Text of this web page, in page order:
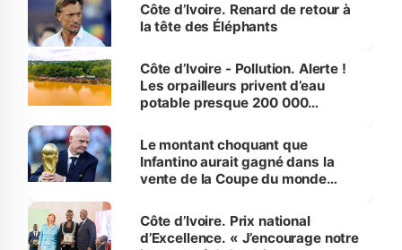
Côte d’Ivoire. Renard de retour à
la tête des Éléphants
Côte d’Ivoire - Pollution. Alerte !
Les orpailleurs privent d’eau
potable presque 200 000
Le montant choquant que
Infantino aurait gagné dans la
vente de la Coupe du monde
Côte d’Ivoire. Prix national
d’Excellence. « J’encourage notre